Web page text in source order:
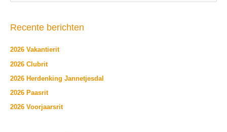
k
r
:
Recente berichten
2026 Vakantierit
2026 Clubrit
2026 Herdenking Jannetjesdal
2026 Paasrit
2026 Voorjaarsrit